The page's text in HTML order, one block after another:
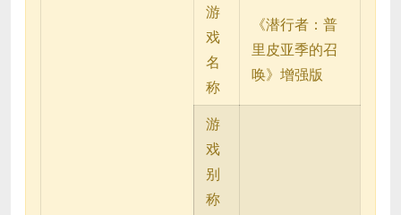
游
戏
名
称
《潜行者：普
里皮亚季的召
唤》增强版
游
戏
别
称